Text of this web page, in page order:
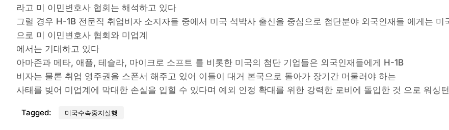
라고 미 이민변호사 협회는 해석하고 있다
그럴 경우 H-1B 전문직 취업비자 소지자들 중에서 미국 석박사 출신을 중심으로 첨단분야 외국인재들 에게는
으로 미 이민변호사 협회와 미업계
에서는 기대하고 있다
아마존과 메타, 애플, 테슬라, 마이크로 소프트 를 비롯한 미국의 첨단 기업들은 외국인재들에게 H-1B
비자는 물론 취업 영주권을 스폰서 해주고 있어 이들이 대거 본국으로 돌아가 장기간 머물러야 하는
사태를 빚어 미업계에 막대한 손실을 입힐 수 있다며 예외 인정 확대를 위한 강력한 로비에 돌입한 것 으로 워싱
Tagged: 미국수속중지실행